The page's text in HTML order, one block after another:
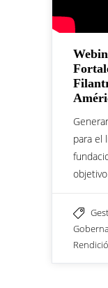
para el